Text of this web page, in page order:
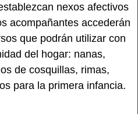
nexos afectivos
acompañantes accederán
que podrán utilizar con
del hogar: nanas,
de cosquillas, rimas,
para la primera infancia.